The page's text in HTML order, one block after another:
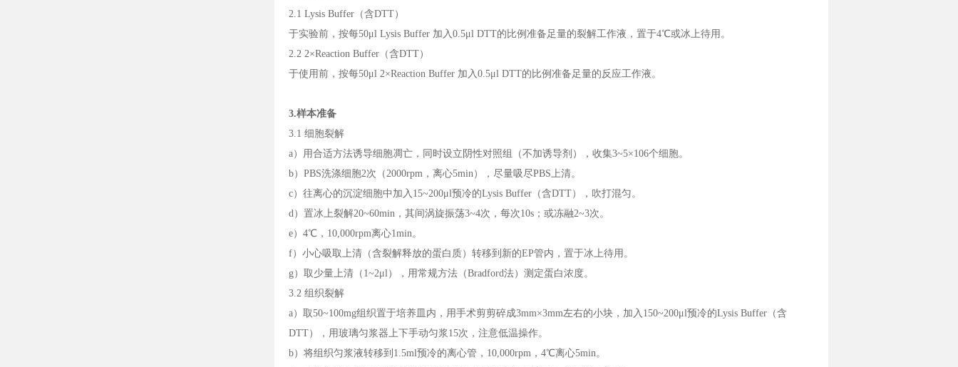
2.1 Lysis Buffer（含DTT）
于实验前，按每50μl Lysis Buffer 加入0.5μl DTT的比例准备足量的裂解工作液，置于4℃或冰上待用。
2.2 2×Reaction Buffer（含DTT）
于使用前，按每50μl 2×Reaction Buffer 加入0.5μl DTT的比例准备足量的反应工作液。
3.样本准备
3.1 细胞裂解
a）用合适方法诱导细胞凋亡，同时设立阴性对照组（不加诱导剂），收集3~5×106个细胞。
b）PBS洗涤细胞2次（2000rpm，离心5min），尽量吸尽PBS上清。
c）往离心的沉淀细胞中加入15~200μl预冷的Lysis Buffer（含DTT），吹打混匀。
d）置冰上裂解20~60min，其间涡旋振荡3~4次，每次10s；或冻融2~3次。
e）4℃，10,000rpm离心1min。
f）小心吸取上清（含裂解释放的蛋白质）转移到新的EP管内，置于冰上待用。
g）取少量上清（1~2μl），用常规方法（Bradford法）测定蛋白浓度。
3.2 组织裂解
a）取50~100mg组织置于培养皿内，用手术剪剪碎成3mm×3mm左右的小块，加入150~200μl预冷的Lysis Buffer（含
DTT），用玻璃匀浆器上下手动匀浆15次，注意低温操作。
b）将组织匀浆液转移到1.5ml预冷的离心管，10,000rpm，4℃离心5min。